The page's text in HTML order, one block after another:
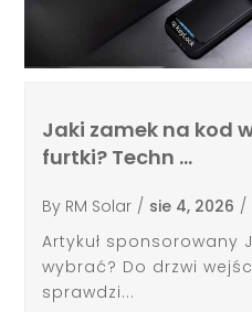
Jaki zamek na kod
furtki? Techn …
By RM Solar / sie 4, 2026 /
Artykuł sponsorowany
wybrać? Do drzwi
sprawdzi...